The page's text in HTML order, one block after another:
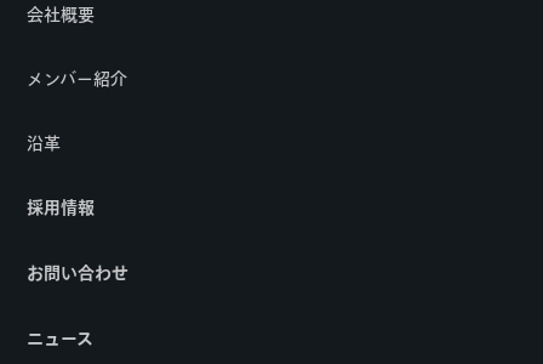
会社概要
メンバー紹介
沿革
採用情報
お問い合わせ
ニュース